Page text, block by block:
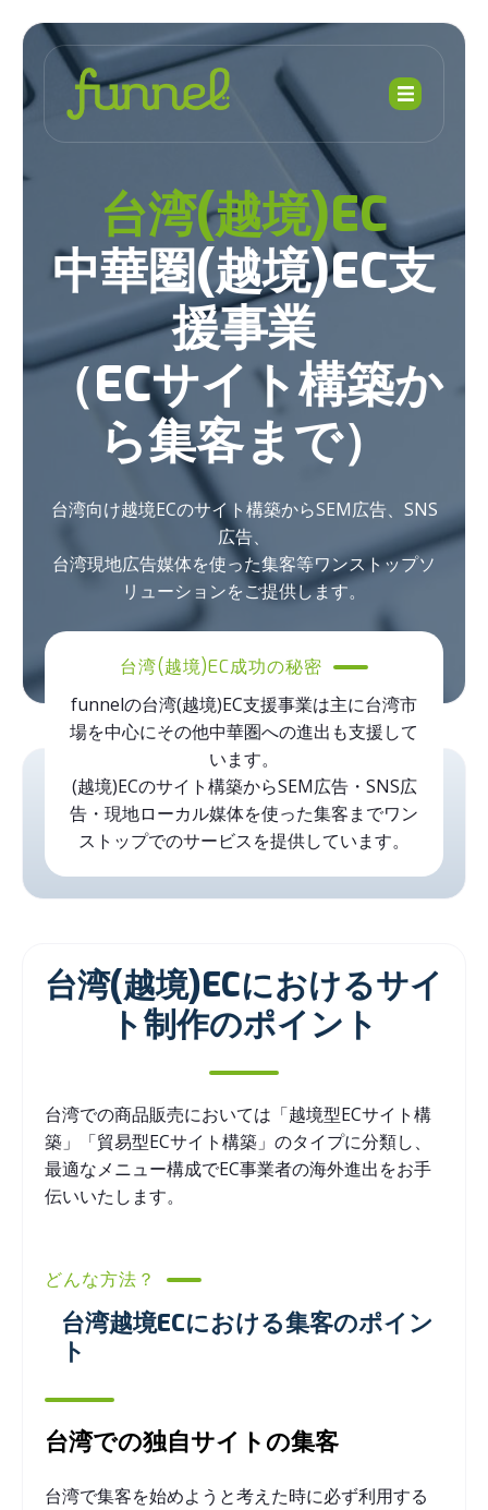
台湾(越境)EC
中華圏(越境)EC支
援事業
（ECサイト構築か
ら集客まで）
台湾向け越境ECのサイト構築からSEM広告、SNS
広告、
台湾現地広告媒体を使った集客等ワンストップソ
リューションをご提供します。
台湾(越境)EC成功の秘密
funnelの台湾(越境)EC支援事業は主に台湾市
場を中心にその他中華圏への進出も支援して
います。
(越境)ECのサイト構築からSEM広告・SNS広
告・現地ローカル媒体を使った集客までワン
ストップでのサービスを提供しています。
台湾(越境)ECにおけるサイ
ト制作のポイント
台湾での商品販売においては「越境型ECサイト構
築」「貿易型ECサイト構築」のタイプに分類し、
最適なメニュー構成でEC事業者の海外進出をお手
伝いいたします。
どんな方法？
台湾越境ECにおける集客のポイン
ト
台湾での独自サイトの集客
台湾で集客を始めようと考えた時に必ず利用する